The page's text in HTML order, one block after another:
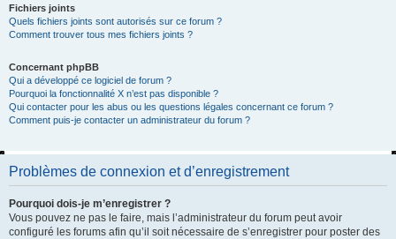
Fichiers joints
Quels fichiers joints sont autorisés sur ce forum ?
Comment trouver tous mes fichiers joints ?
Concernant phpBB
Qui a développé ce logiciel de forum ?
Pourquoi la fonctionnalité X n’est pas disponible ?
Qui contacter pour les abus ou les questions légales concernant ce forum ?
Comment puis-je contacter un administrateur du forum ?
Problèmes de connexion et d’enregistrement
Pourquoi dois-je m’enregistrer ?
Vous pouvez ne pas le faire, mais l’administrateur du forum peut avoir
configuré les forums afin qu’il soit nécessaire de s’enregistrer pour poster des